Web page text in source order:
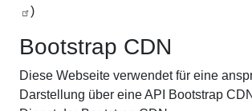
)
Bootstrap CDN
Diese Webseite verwendet für eine
Darstellung über eine API Bootstrap